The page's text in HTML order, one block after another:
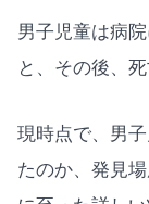
男子児童は病
と、その後、
現時点で、男
たのか、発見